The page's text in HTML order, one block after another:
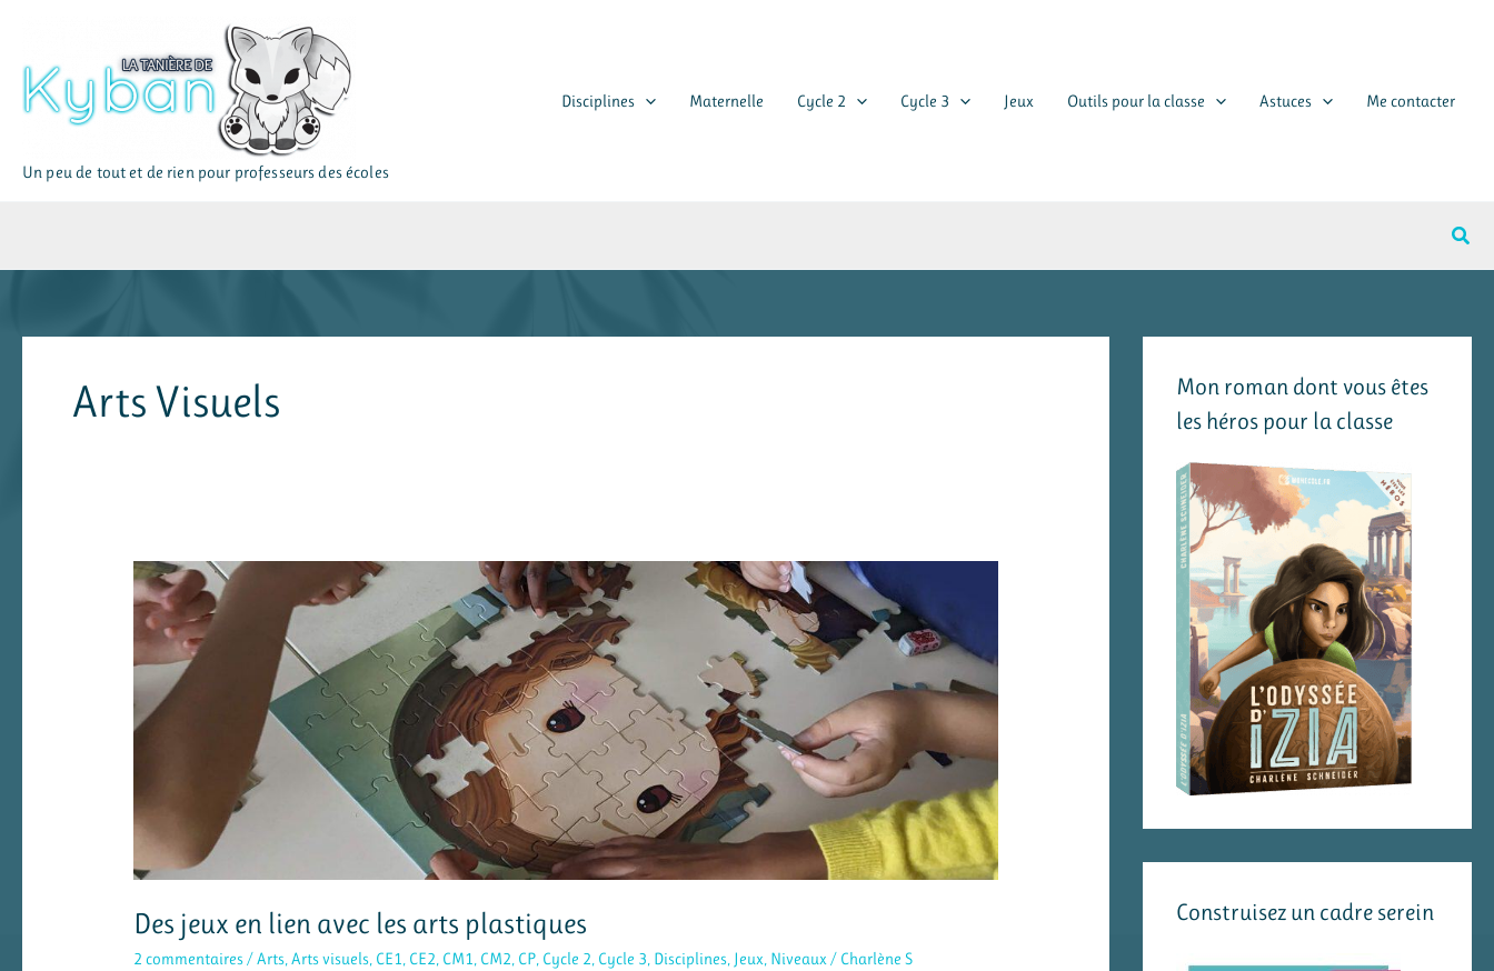
contenu
Un peu de tout et de rien pour professeurs des écoles
Disciplines Maternelle Cycle 2 Cycle 3 Jeux Outils pour la classe Astuces Me contacter
Arts Visuels
Des jeux en lien avec les arts plastiques
2 commentaires/Arts,Arts visuels, CE1, CE2, CM1, CM2, CP, Cycle 2, Cycle 3, Disciplines, Jeux, Niveaux/ Charlène S
Mon roman dont vous êtes
les héros pour la classe
Construisez un cadre serein